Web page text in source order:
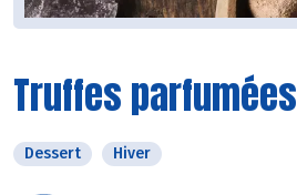
Truffes parfumées
Dessert Hiver